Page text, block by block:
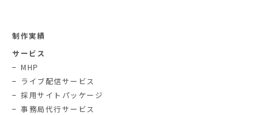
制作実績
サービス
MHP
ライブ配信サービス
採用サイトパッケージ
事務局代行サービス